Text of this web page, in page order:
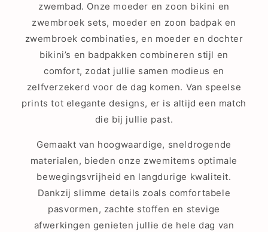
zwembad. Onze moeder en zoon bikini en
zwembroek sets, moeder en zoon badpak en
zwembroek combinaties, en moeder en dochter
bikini’s en badpakken combineren stijl en
comfort, zodat jullie samen modieus en
zelfverzekerd voor de dag komen. Van speelse
prints tot elegante designs, er is altijd een match
die bij jullie past.
Gemaakt van hoogwaardige, sneldrogende
materialen, bieden onze zwemitems optimale
bewegingsvrijheid en langdurige kwaliteit.
Dankzij slimme details zoals comfortabele
pasvormen, zachte stoffen en stevige
afwerkingen genieten jullie de hele dag van